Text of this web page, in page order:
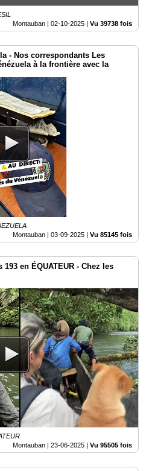
Montauban | 02-10-2025 Vu 39738 fois
- Nos correspondants Les
à la frontière avec la
Montauban | 03-09-2025 | Vu 85145 fois
en ÉQUATEUR - Chez les
Montauban | 23-06-2025 | Vu 95505 fois